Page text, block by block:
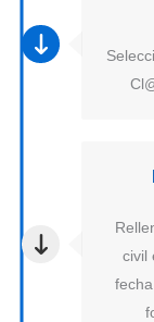
civil